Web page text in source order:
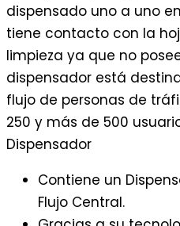
dispensado uno a uno
tiene contacto con la
limpieza ya que no
dispensador está
flujo de personas de
250 y más de 500
Dispensador
Contiene un
Flujo Central.